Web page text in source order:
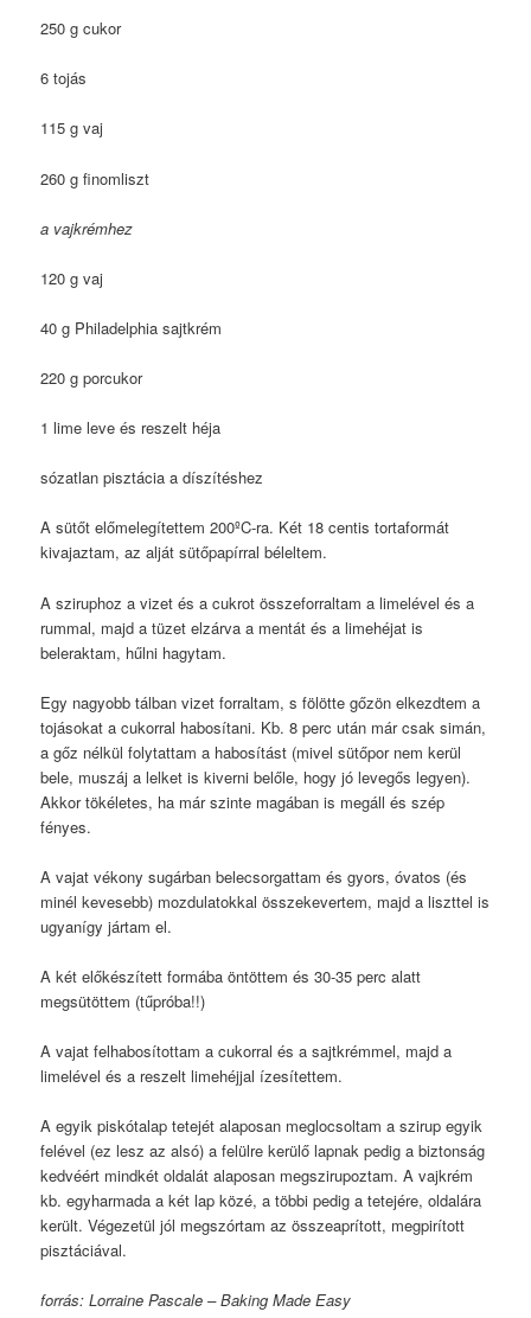
250 g cukor
6 tojás
115 g vaj
260 g finomliszt
a vajkrémhez
120 g vaj
40 g Philadelphia sajtkrém
220 g porcukor
1 lime leve és reszelt héja
sózatlan pisztácia a díszítéshez
A sütőt előmelegítettem 200ºC-ra. Két 18 centis tortaformát
kivajaztam, az alját sütőpapírral béleltem.
A sziruphoz a vizet és a cukrot összeforraltam a limelével és a
rummal, majd a tüzet elzárva a mentát és a limehéjat is
beleraktam, hűlni hagytam.
Egy nagyobb tálban vizet forraltam, s fölötte gőzön elkezdtem a
tojásokat a cukorral habosítani. Kb. 8 perc után már csak simán,
a gőz nélkül folytattam a habosítást (mivel sütőpor nem kerül
bele, muszáj a lelket is kiverni belőle, hogy jó levegős legyen).
Akkor tökéletes, ha már szinte magában is megáll és szép
fényes.
A vajat vékony sugárban belecsorgattam és gyors, óvatos (és
minél kevesebb) mozdulatokkal összekevertem, majd a liszttel is
ugyanígy jártam el.
A két előkészített formába öntöttem és 30-35 perc alatt
megsütöttem (tűpróba!!)
A vajat felhabosítottam a cukorral és a sajtkrémmel, majd a
limelével és a reszelt limehéjjal ízesítettem.
A egyik piskótalap tetejét alaposan meglocsoltam a szirup egyik
felével (ez lesz az alsó) a felülre kerülő lapnak pedig a biztonság
kedvéért mindkét oldalát alaposan megszirupoztam. A vajkrém
kb. egyharmada a két lap közé, a többi pedig a tetejére, oldalára
került. Végezetül jól megszórtam az összeaprított, megpirított
pisztáciával.
forrás: Lorraine Pascale – Baking Made Easy